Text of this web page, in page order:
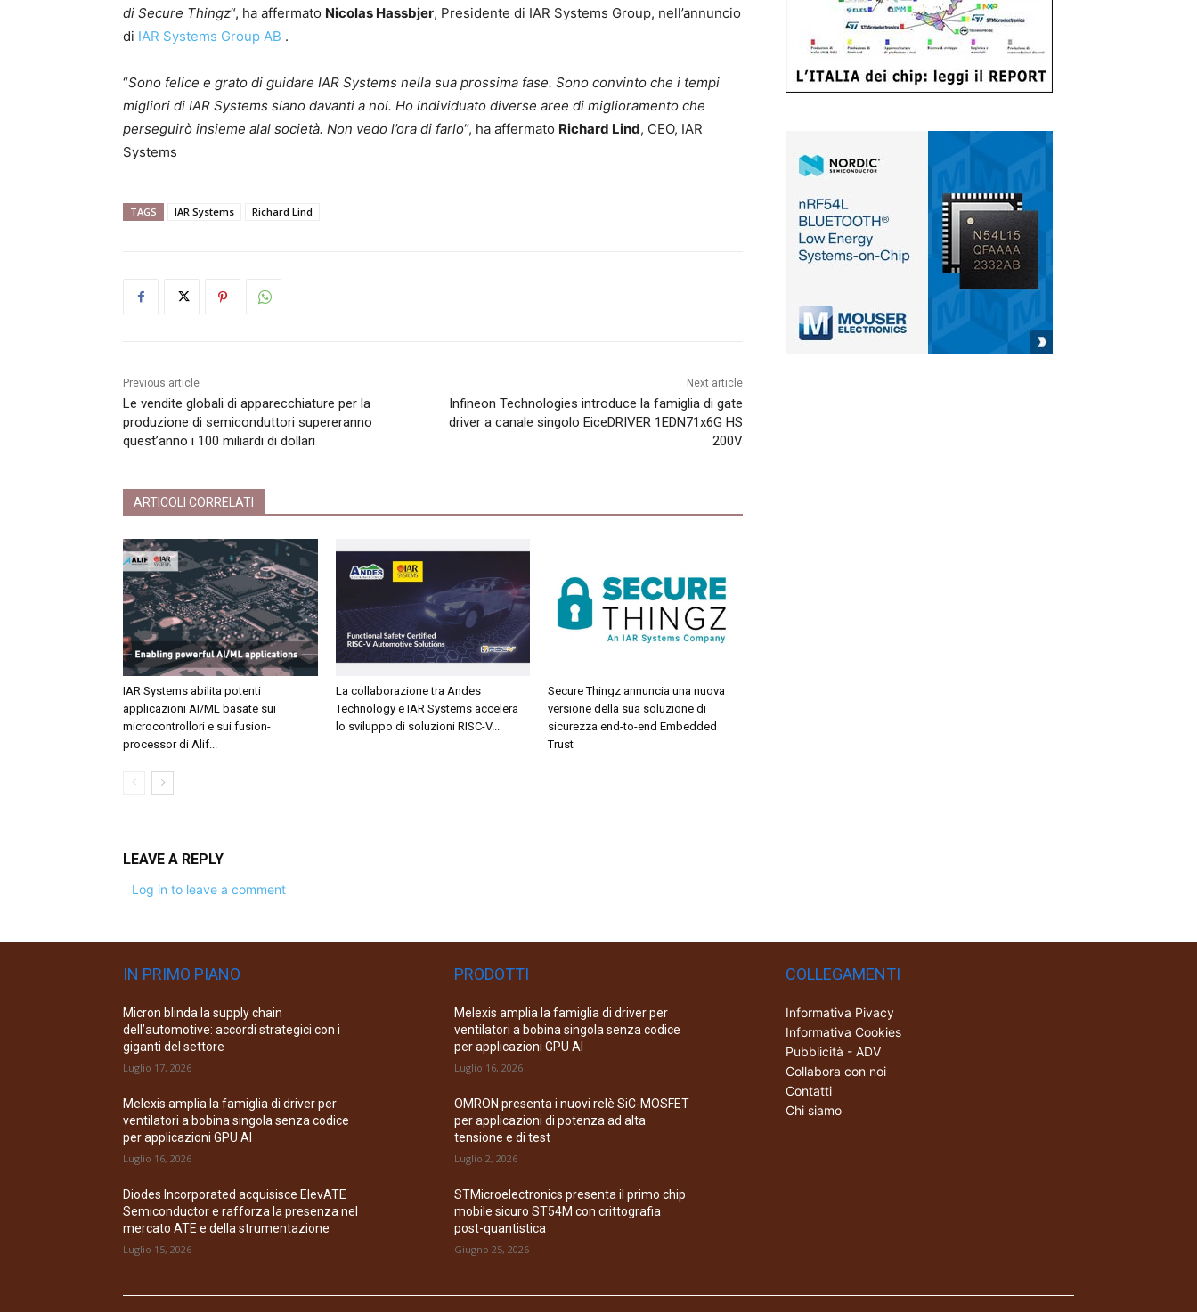
di Secure Thingz“, ha affermato Nicolas Hassbjer, Presidente di IAR Systems Group, nell’annuncio
di IAR Systems Group AB .
“Sono felice e grato di guidare IAR Systems nella sua prossima fase. Sono convinto che i tempi
migliori di IAR Systems siano davanti a noi. Ho individuato diverse aree di miglioramento che
perseguirò insieme alal società. Non vedo l’ora di farlo“, ha affermato Richard Lind, CEO, IAR
Systems
TAGS IAR Systems Richard Lind
Previous article
Le vendite globali di apparecchiature per la
produzione di semiconduttori supereranno
quest’anno i 100 miliardi di dollari
Next article
Infineon Technologies introduce la famiglia di gate
driver a canale singolo EiceDRIVER 1EDN71x6G HS
200V
ARTICOLI CORRELATI
IAR Systems abilita potenti
applicazioni AI/ML basate sui
microcontrollori e sui fusion-
processor di Alif...
La collaborazione tra Andes
Technology e IAR Systems accelera
lo sviluppo di soluzioni RISC-V...
Secure Thingz annuncia una nuova
versione della sua soluzione di
sicurezza end-to-end Embedded
Trust
LEAVE A REPLY
Log in to leave a comment
IN PRIMO PIANO
Micron blinda la supply chain
dell’automotive: accordi strategici con i
giganti del settore
Luglio 17, 2026
Melexis amplia la famiglia di driver per
ventilatori a bobina singola senza codice
per applicazioni GPU AI
Luglio 16, 2026
Diodes Incorporated acquisisce ElevATE
Semiconductor e rafforza la presenza nel
mercato ATE e della strumentazione
Luglio 15, 2026
PRODOTTI
Melexis amplia la famiglia di driver per
ventilatori a bobina singola senza codice
per applicazioni GPU AI
Luglio 16, 2026
OMRON presenta i nuovi relè SiC-MOSFET
per applicazioni di potenza ad alta
tensione e di test
Luglio 2, 2026
STMicroelectronics presenta il primo chip
mobile sicuro ST54M con crittografia
post-quantistica
Giugno 25, 2026
COLLEGAMENTI
Informativa Pivacy
Informativa Cookies
Pubblicità - ADV
Collabora con noi
Contatti
Chi siamo